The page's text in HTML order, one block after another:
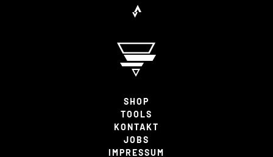
SHOP
TOOLS
KONTAKT
JOBS
IMPRESSUM